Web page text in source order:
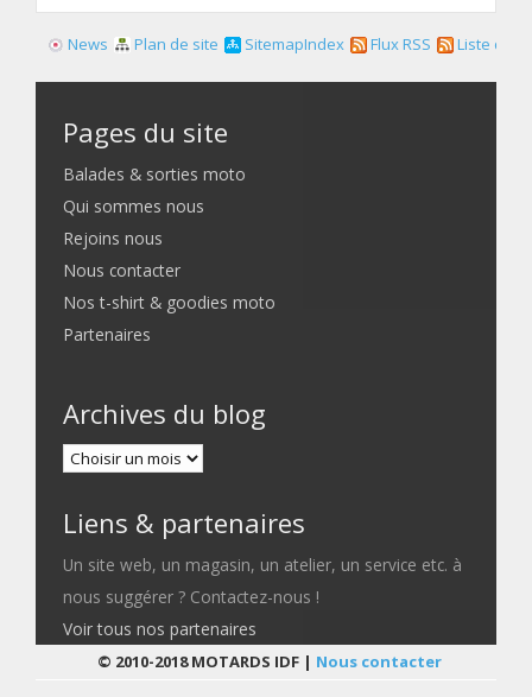
News Plan de site SitemapIndex Flux RSS Liste des
Pages du site
Balades & sorties moto
Qui sommes nous
Rejoins nous
Nous contacter
Nos t-shirt & goodies moto
Partenaires
Archives du blog
Liens & partenaires
Un site web, un magasin, un atelier, un service etc. à
nous suggérer ? Contactez-nous !
Voir tous nos partenaires
© 2010-2018 MOTARDS IDF | Nous contacter